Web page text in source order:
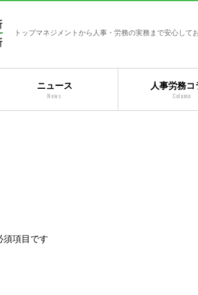
トップマネジメントから人事・労務の実務まで安心して
ニュース
News
人事労務コ
Column
須項目です